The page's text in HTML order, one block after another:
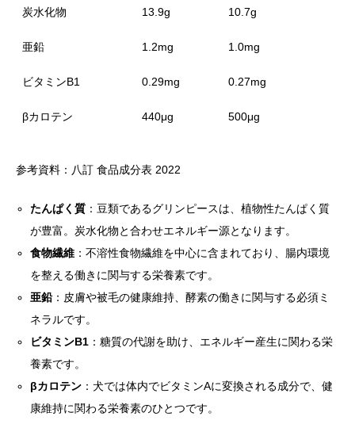
炭水化物 13.9g 10.7g
亜鉛 1.2mg 1.0mg
ビタミンB1 0.29mg 0.27mg
βカロテン 440μg 500μg
参考資料：八訂 食品成分表 2022
たんぱく質 ：豆類であるグリンピースは、植物性たんぱく質
が豊富。炭水化物と合わせエネルギー源となります。
食物繊維 ：不溶性食物繊維を中心に含まれており、腸内環境
を整える働きに関与する栄養素です。
亜鉛：皮膚や被毛の健康維持、酵素の働きに関与する必須ミ
ネラルです。
ビタミンB1 ：糖質の代謝を助け、エネルギー産生に関わる栄
養素です。
βカロテン ：犬では体内でビタミンAに変換される成分で、健
康維持に関わる栄養素のひとつです。